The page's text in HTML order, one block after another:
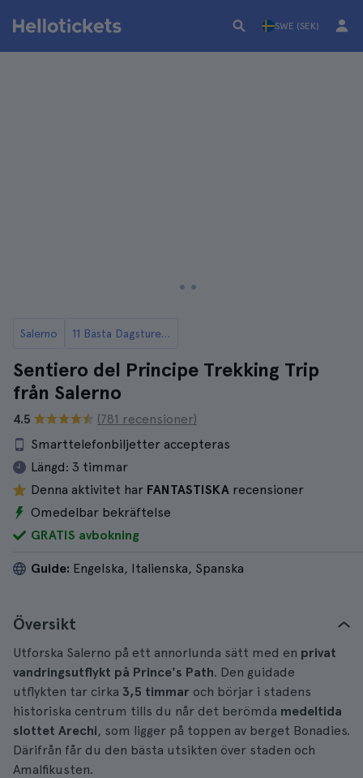
SWE (SEK)
Salerno 11 Bästa Dagsturer Från Salerno
Sentiero del Principe Trekking Trip
från Salerno
4.5
(781 recensioner)
Smarttelefonbiljetter accepteras
Längd: 3 timmar
Denna aktivitet har FANTASTISKA recensioner
Omedelbar bekräftelse
GRATIS avbokning
Guide: Engelska, Italienska, Spanska
Översikt
Utforska Salerno på ett annorlunda sätt med en privat
vandringsutflykt på Prince's Path. Den guidade
utflykten tar cirka 3,5 timmar och börjar i stadens
historiska centrum tills du når det berömda medeltida
slottet Arechi, som ligger på toppen av berget Bonadies.
Därifrån får du den bästa utsikten över staden och
Amalfikusten.